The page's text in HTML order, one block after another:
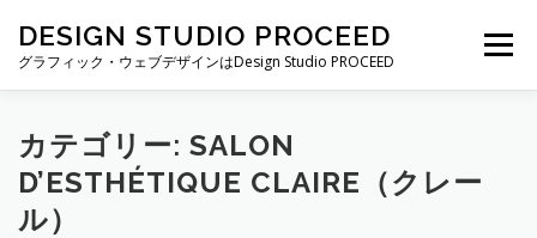
DESIGN STUDIO PROCEED
グラフィック・ウェブデザインはDesign Studio PROCEED
メニュー
TOP 最新情報 自己紹介
制作実績
カテゴリー: SALON
D’ESTHÉTIQUE CLAIRE（クレー
ル）